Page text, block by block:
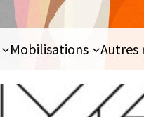
Mobilisations Autres